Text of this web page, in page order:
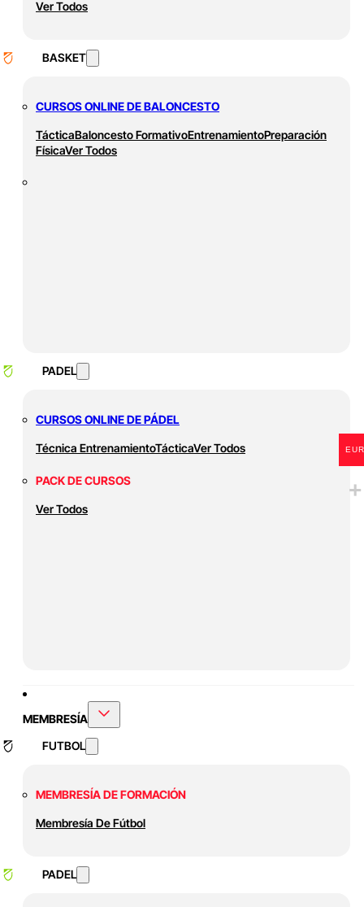
Ver Todos
BASKET
CURSOS ONLINE DE BALONCESTO
TácticaBaloncesto FormativoEntrenamientoPreparación
FísicaVer Todos
PADEL
CURSOS ONLINE DE PÁDEL
Técnica EntrenamientoTácticaVer Todos
PACK DE CURSOS
Ver Todos
MEMBRESÍA
FUTBOL
MEMBRESÍA DE FORMACIÓN
Membresía De Fútbol
PADEL
EUR